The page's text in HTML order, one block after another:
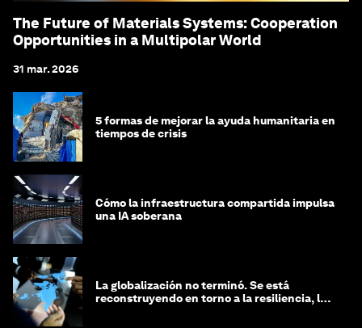
The Future of Materials Systems: Cooperation
Opportunities in a Multipolar World
31 mar. 2026
5 formas de mejorar la ayuda humanitaria en
tiempos de crisis
Cómo la infraestructura compartida impulsa
una IA soberana
La globalización no terminó. Se está
reconstruyendo en torno a la resiliencia, las